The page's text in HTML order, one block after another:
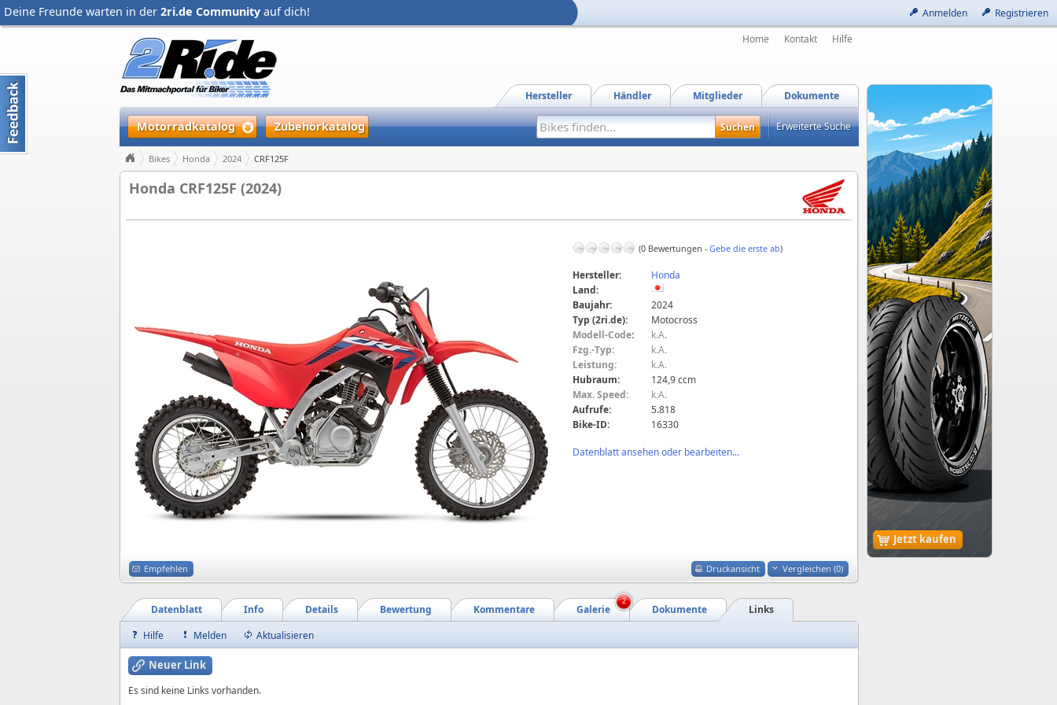
Anmelden Registrieren
Deine Freunde warten in der 2ri.de Community auf dich!
Jetzt kaufen
Home Kontakt Hilfe
Dokumente
Mitglieder
Händler
Hersteller
Motorradkatalog Zubehörkatalog Erweiterte Suche
Bikes Honda 2024 CRF125F
Honda CRF125F (2024)
(0 Bewertungen - Gebe die erste ab)
Hersteller:
Honda
Land:
Baujahr:
2024
Typ (2ri.de):
Motocross
Modell-Code:
k.A.
Fzg.-Typ:
k.A.
Leistung:
k.A.
Hubraum:
124,9 ccm
Max. Speed:
k.A.
Aufrufe:
5.818
Bike-ID:
16330
Datenblatt ansehen oder bearbeiten...
Druckansicht Vergleichen (0)
Empfehlen
Links
Dokumente
Galerie
Kommentare
Bewertung
Details
Info
Datenblatt
2
Hilfe Melden Aktualisieren
Neuer Link
Es sind keine Links vorhanden.